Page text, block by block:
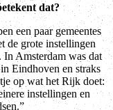
dat?
een paar gemeentes
de grote instellingen
In Amsterdam was dat
Eindhoven en straks
op wat het Rijk doet:
instellingen en